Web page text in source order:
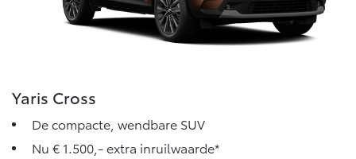
Yaris Cross
De compacte, wendbare SUV
Nu € 1.500,- extra inruilwaarde*